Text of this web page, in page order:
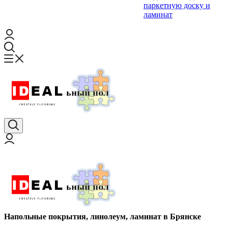
паркетную доску и
ламинат
Напольные покрытия, линолеум, ламинат в Брянске